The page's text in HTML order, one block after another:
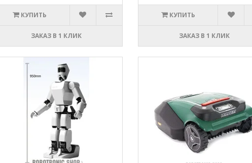
КУПИТЬ
ЗАКАЗ В 1 КЛИК
КУПИТЬ
ЗАКАЗ В 1 КЛИК